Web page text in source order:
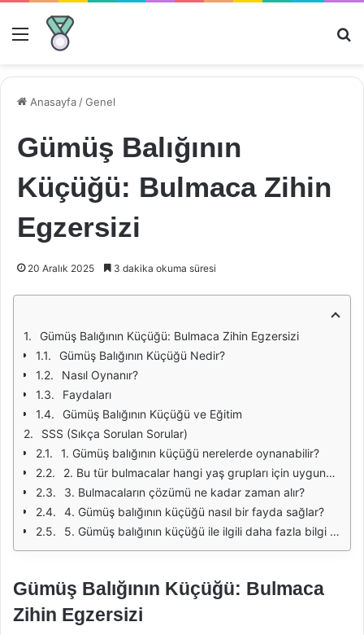
Menü
Anasayfa /Genel
Gümüş Balığının
Küçüğü: Bulmaca Zihin
Egzersizi
20 Aralık 2025 3 dakika okuma süresi
Gümüş Balığının Küçüğü: Bulmaca Zihin Egzersizi
Gümüş Balığının Küçüğü Nedir?
Nasıl Oynanır?
Faydaları
Gümüş Balığının Küçüğü ve Eğitim
SSS (Sıkça Sorulan Sorular)
1. Gümüş balığının küçüğü nerelerde oynanabilir?
2. Bu tür bulmacalar hangi yaş grupları için uygundur?
3. Bulmacaların çözümü ne kadar zaman alır?
4. Gümüş balığının küçüğü nasıl bir fayda sağlar?
5. Gümüş balığının küçüğü ile ilgili daha fazla bilgi nereden bulabilirim?
Gümüş Balığının Küçüğü: Bulmaca
Zihin Egzersizi